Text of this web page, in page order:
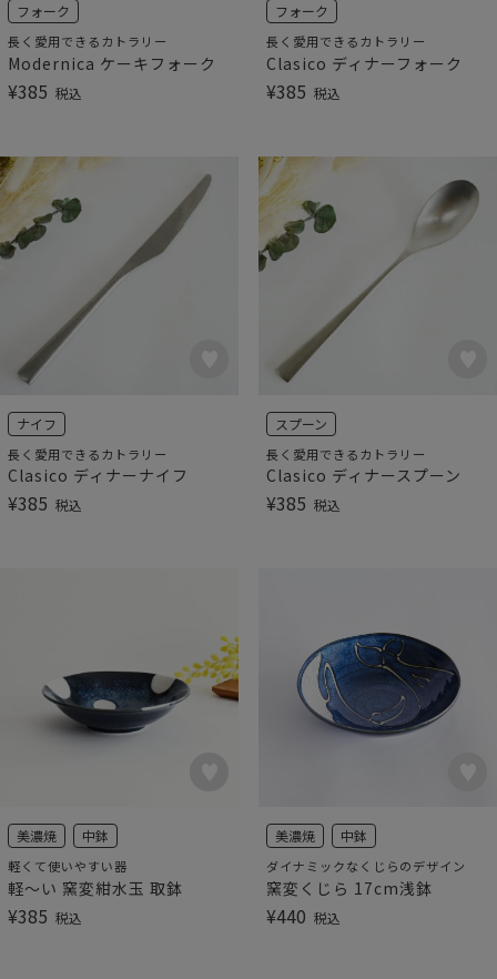
フォーク
長く愛用できるカトラリー
Modernica ケーキフォーク
¥385 税込
フォーク
長く愛用できるカトラリー
Clasico ディナーフォーク
¥385 税込
ナイフ
長く愛用できるカトラリー
Clasico ディナーナイフ
¥385 税込
スプーン
長く愛用できるカトラリー
Clasico ディナースプーン
¥385 税込
美濃焼 中鉢
軽くて使いやすい器
軽～い 窯変紺水玉 取鉢
¥385 税込
美濃焼 中鉢
ダイナミックなくじらのデザイン
窯変くじら 17cm浅鉢
¥440 税込